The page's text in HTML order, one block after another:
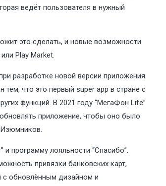
ведёт пользователя в нужный
это сделать, и новые возможности
или Play Market.
разработке новой версии приложения.
что это первый super app в стране с
функций. В 2021 году “МегаФон Life”
приложение, чтобы оно было
Изюмников.
программу лояльности “Спасибо”.
привязки банковских карт,
с обновлённым дизайном и